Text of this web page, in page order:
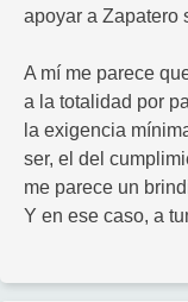
apoyar a Zapatero
A mí me parece
a la totalidad por
la exigencia
ser, el del
me parece un
Y en ese caso, a